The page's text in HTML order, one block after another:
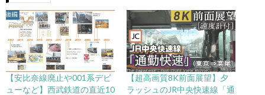
【安比奈線廃止や001系デビ
ューなど】西武鉄道の直近10
【超高画質8K前面展望】夕
ラッシュのJR中央快速線「通